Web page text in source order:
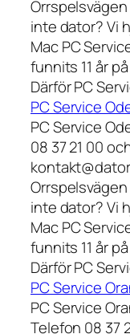
inte dator? Vi
Mac PC
funnits 11 år
Därför PC
PC Service
PC Service
08 37 21 00
inte dator? Vi
Mac PC
funnits 11 år
Därför PC
PC Service
PC Service
Telefon 08 37